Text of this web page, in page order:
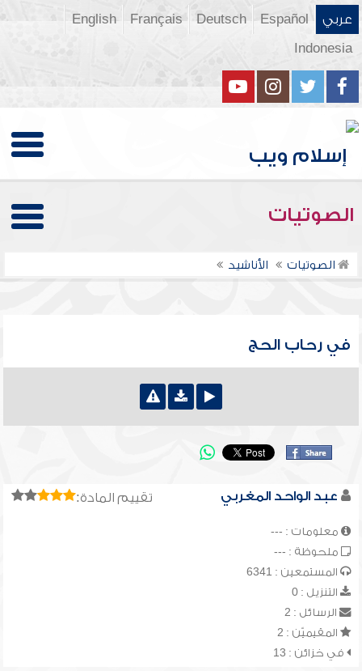
عربي Español
Deutsch
Français
English
Indonesia
الصوتيات
الصوتيات الأناشيد
في رحاب الحج
تقييم المادة: عبد الواحد المغربي
معلومات : ---
ملحوظة : ---
المستمعين : 6341
التنزيل : 0
الرسائل : 2
المقيميّن : 2
في خزائن : 13